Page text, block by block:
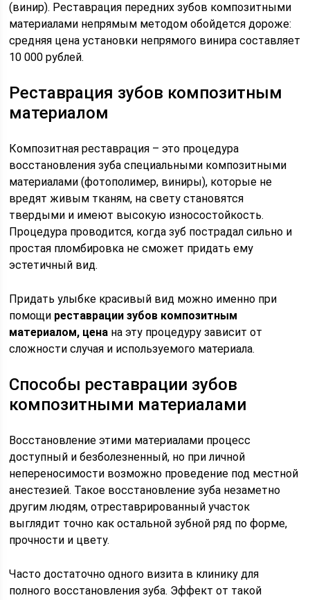
(винир). Реставрация передних зубов композитными
материалами непрямым методом обойдется дороже:
средняя цена установки непрямого винира составляет
10 000 рублей.
Реставрация зубов композитным
материалом
Композитная реставрация – это процедура
восстановления зуба специальными композитными
материалами (фотополимер, виниры), которые не
вредят живым тканям, на свету становятся
твердыми и имеют высокую износостойкость.
Процедура проводится, когда зуб пострадал сильно и
простая пломбировка не сможет придать ему
эстетичный вид.
Придать улыбке красивый вид можно именно при
помощи реставрации зубов композитным
материалом, цена на эту процедуру зависит от
сложности случая и используемого материала.
Способы реставрации зубов
композитными материалами
Восстановление этими материалами процесс
доступный и безболезненный, но при личной
непереносимости возможно проведение под местной
анестезией. Такое восстановление зуба незаметно
другим людям, отреставрированный участок
выглядит точно как остальной зубной ряд по форме,
прочности и цвету.
Часто достаточно одного визита в клинику для
полного восстановления зуба. Эффект от такой